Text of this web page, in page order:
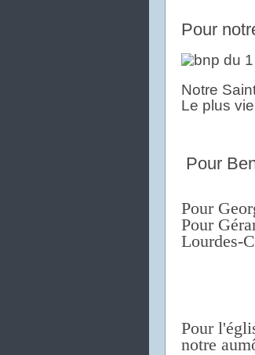
Pour
Notre
Le plus
Pour
Pour
Pour
Lourdes-
Pour
notre